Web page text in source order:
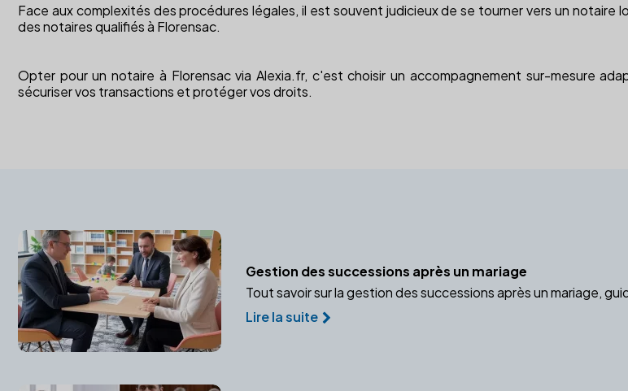
Face aux complexités des procédures légales, il est souvent judicieux de se tourner vers un notaire
des notaires qualifiés à Florensac.
Opter pour un notaire à Florensac via Alexia.fr, c'est choisir un accompagnement sur-mesure
sécuriser vos transactions et protéger vos droits.
Gestion des successions après un mariage
Tout savoir sur la gestion des successions après un mariage,
Lire la suite